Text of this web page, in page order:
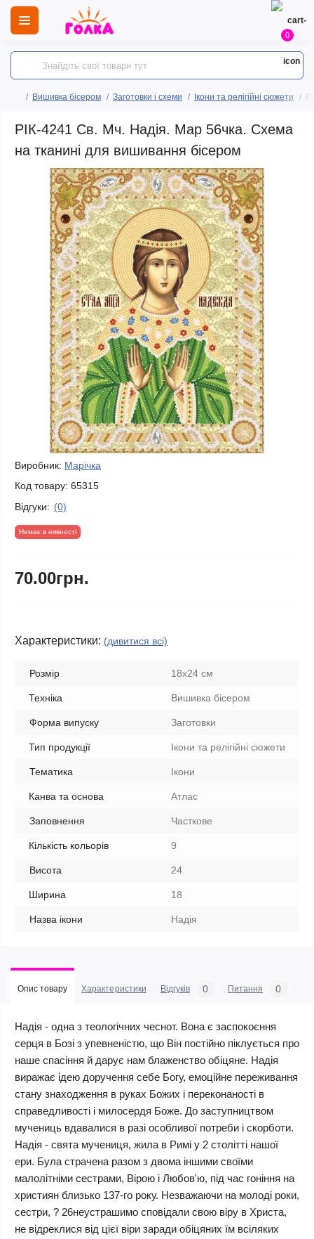
0
Вишивка бісером Заготовки і схеми Ікони та релігійні сюжети
РІК-4241 Св. Мч. Надія. Мар 56чка. Схема
на тканині для вишивання бісером
Виробник: Марічка
Код товару: 65315
Відгуки: (0)
Немає в нявності
70.00грн.
Характеристики: (дивитися всі)
Розмір 18х24 см
Техніка Вишивка бісером
Форма випуску Заготовки
Тип продукції Ікони та релігійні сюжети
Тематика Ікони
Канва та основа Атлас
Заповнення Часткове
Кількість кольорів 9
Висота 24
Ширина 18
Назва ікони Надiя
Опис товару Характеристики Відгуків 0 Питання 0
Надія - одна з теологічних чеснот. Вона є заспокоєння
серця в Бозі з упевненістю, що Він постійно піклується про
наше спасіння й дарує нам блаженство обіцяне. Надія
виражає ідею доручення себе Богу, емоційне переживання
стану знаходження в руках Божих і переконаності в
справедливості і милосердя Боже. До заступництвом
мучениць вдавалися в разі особливої потреби і скорботи.
Надія - свята мучениця, жила в Римі у 2 столітті нашої
ери. Була страчена разом з двома іншими своїми
малолітніми сестрами, Вірою і Любов'ю, під час гоніння на
християн близько 137-го року. Незважаючи на молоді роки,
сестри, ? 26неустрашимо сповідали свою віру в Христа,
не відреклися від цієї віри заради обіцяних їм всіляких